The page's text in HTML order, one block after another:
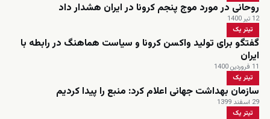
روحانی در مورد موج پنجم کرونا در ایران هشدار داد
12 تیر 1400
تیتر یک
گفتگو برای تولید واکسن کرونا و سیاست هماهنگ در رابطه با
ایران
11 فروردین 1400
تیتر یک
سازمان بهداشت جهانی اعلام کرد: منبع را پیدا کردیم
29 اسفند 1399
تیتر یک